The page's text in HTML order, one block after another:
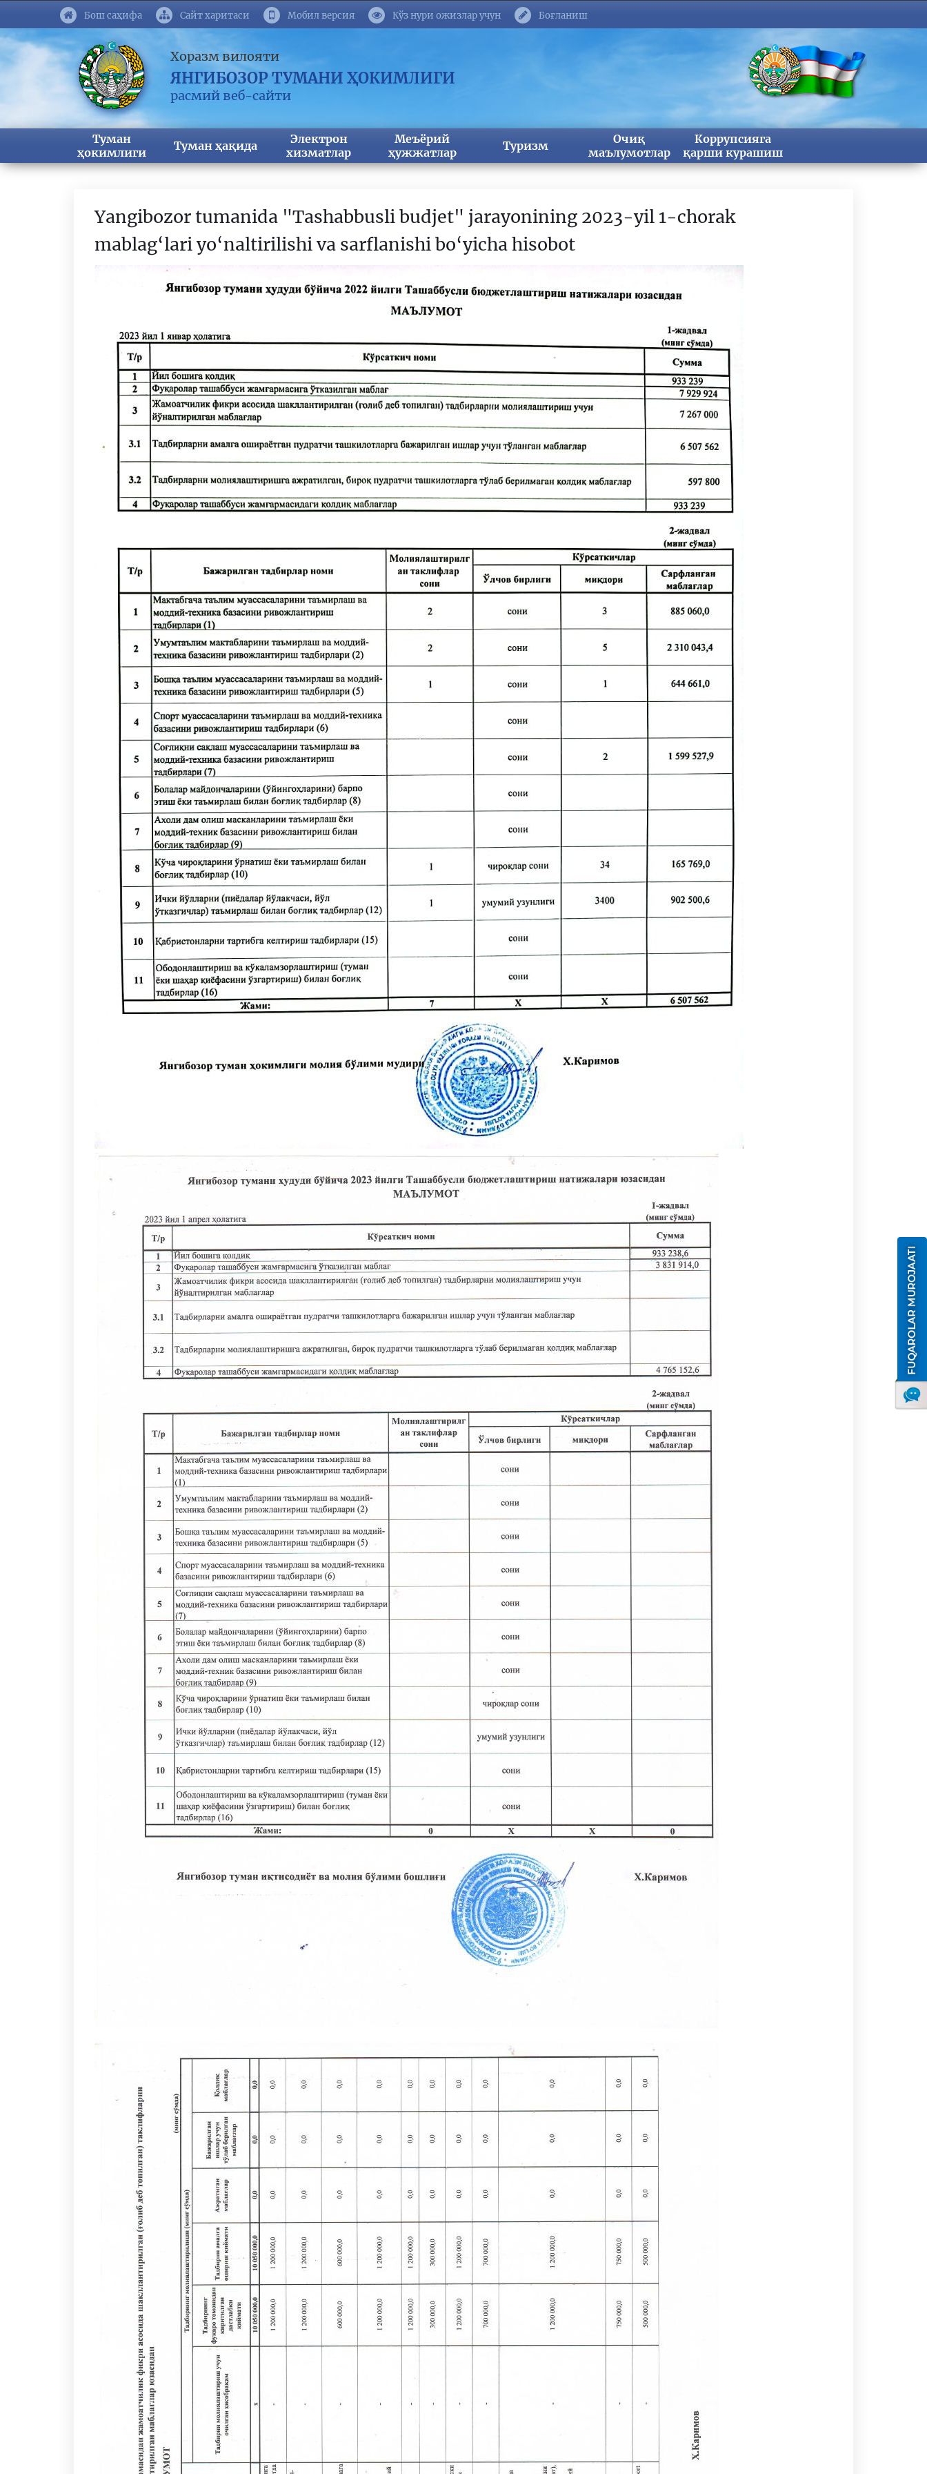
Бош саҳифа Сайт харитаси Мобил версия Кўз нури ожизлар учун Боғланиш
Хоразм вилояти
ЯНГИБОЗОР ТУМАНИ ҲОКИМЛИГИ
расмий веб-сайти
Туман
ҳокимлиги
Туман ҳақида
Электрон
хизматлар
Меъёрий
ҳужжатлар
Туризм
Очиқ
маълумотлар
Коррупсияга
қарши курашиш
Yangibozor tumanida "Tashabbusli budjet" jarayonining 2023-yil 1-chorak
mablag‘lari yo‘naltirilishi va sarflanishi bo‘yicha hisobot